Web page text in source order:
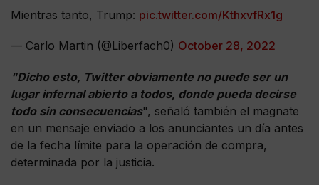
Mientras tanto, Trump: pic.twitter.com/KthxvfRx1g
— Carlo Martin (@Liberfach0) October 28, 2022
"Dicho esto, Twitter obviamente no puede ser un
lugar infernal abierto a todos, donde pueda decirse
todo sin consecuencias", señaló también el magnate
en un mensaje enviado a los anunciantes un día antes
de la fecha límite para la operación de compra,
determinada por la justicia.